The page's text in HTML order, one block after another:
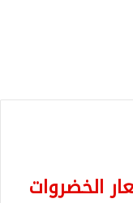
الخضروات